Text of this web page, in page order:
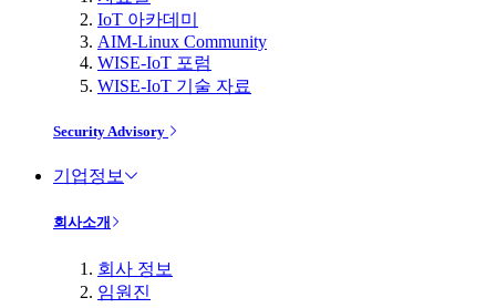
IoT 아카데미
AIM-Linux Community
WISE-IoT 포럼
WISE-IoT 기술 자료
Security Advisory
기업정보
회사소개
회사 정보
임원진